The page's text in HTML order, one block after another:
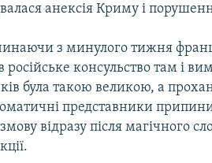
анексія Криму і
з минулого тижня
російське консульство там і
була такою великою, а
представники
відразу після магічного